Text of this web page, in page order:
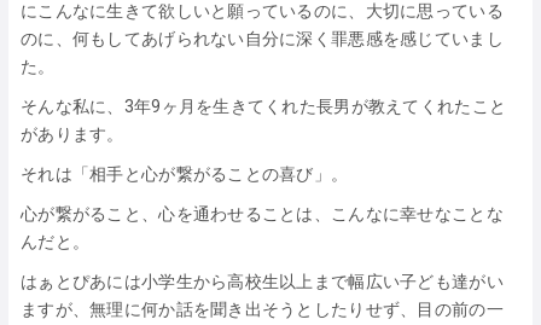
にこんなに生きて欲しいと願っているのに、大切に思っている
のに、何もしてあげられない自分に深く罪悪感を感じていまし
た。
そんな私に、3年9ヶ月を生きてくれた長男が教えてくれたこと
があります。
それは「相手と心が繋がることの喜び」。
心が繋がること、心を通わせることは、こんなに幸せなことな
んだと。
はぁとぴあには小学生から高校生以上まで幅広い子ども達がい
ますが、無理に何か話を聞き出そうとしたりせず、目の前の一